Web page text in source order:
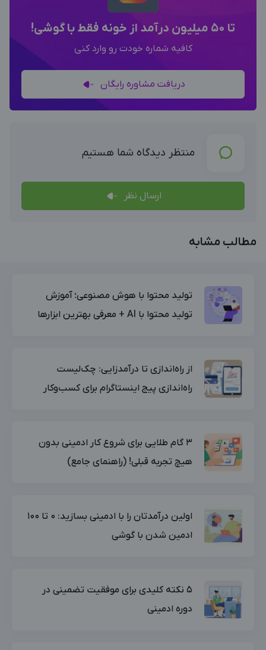
تا 50 میلیون درآمد از خونه فقط با گوشی!
کافیه شماره خودت رو وارد کنی
دریافت مشاوره رایگان
منتظر دیدگاه شما هستیم
ارسال نظر
مطالب مشابه
تولید محتوا با هوش مصنوعی؛ آموزش
تولید محتوا با AI + معرفی بهترین ابزارها
از راه‌اندازی تا درآمدزایی: چک‌لیست
راه‌اندازی پیج اینستاگرام برای کسب‌وکار
۳ گام طلایی برای شروع کار ادمینی بدون
هیچ تجربه قبلی! (راهنمای جامع)
اولین درآمدتان را با ادمینی بسازید: ۰ تا ۱۰۰
ادمین شدن با گوشی
۵ نکته کلیدی برای موفقیت تضمینی در
دوره ادمینی